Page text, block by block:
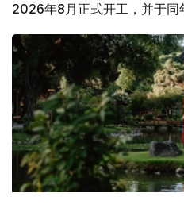
2026年8月正式开工，并于同